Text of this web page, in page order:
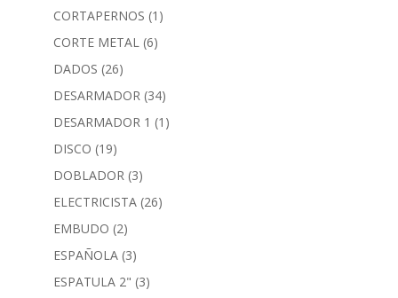
CORTAPERNOS (1)
CORTE METAL (6)
DADOS (26)
DESARMADOR (34)
DESARMADOR 1 (1)
DISCO (19)
DOBLADOR (3)
ELECTRICISTA (26)
EMBUDO (2)
ESPAÑOLA (3)
ESPATULA 2" (3)